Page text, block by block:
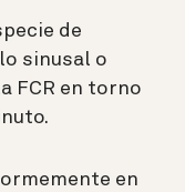
de
sinusal o
FCR en torno
en